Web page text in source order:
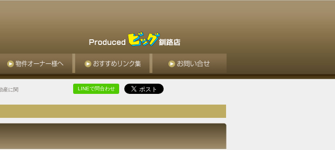
産に関
LINEで問合わせ